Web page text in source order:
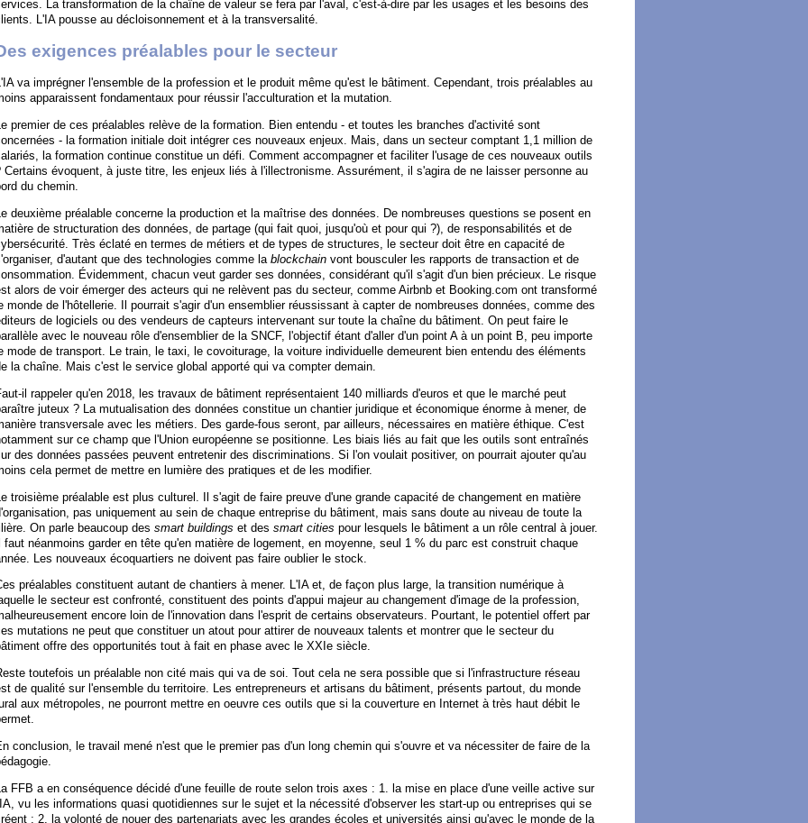
La transformation de la chaîne de valeur se fera par l'aval, c'est-à-dire par les usages et les besoins des
L'IA pousse au décloisonnement et à la transversalité.
exigences préalables pour le secteur
va imprégner l'ensemble de la profession et le produit même qu'est le bâtiment. Cependant, trois préalables au
apparaissent fondamentaux pour réussir l'acculturation et la mutation.
premier de ces préalables relève de la formation. Bien entendu - et toutes les branches d'activité sont
- la formation initiale doit intégrer ces nouveaux enjeux. Mais, dans un secteur comptant 1,1 million de
la formation continue constitue un défi. Comment accompagner et faciliter l'usage de ces nouveaux outils
Certains évoquent, à juste titre, les enjeux liés à l'illectronisme. Assurément, il s'agira de ne laisser personne au
du chemin.
deuxième préalable concerne la production et la maîtrise des données. De nombreuses questions se posent en
de structuration des données, de partage (qui fait quoi, jusqu'où et pour qui ?), de responsabilités et de
Très éclaté en termes de métiers et de types de structures, le secteur doit être en capacité de
d'autant que des technologies comme lablockchain vont bousculer les rapports de transaction et de
Évidemment, chacun veut garder ses données, considérant qu'il s'agit d'un bien précieux. Le risque
alors de voir émerger des acteurs qui ne relèvent pas du secteur, comme Airbnb et Booking.com ont transformé
monde de l'hôtellerie. Il pourrait s'agir d'un ensemblier réussissant à capter de nombreuses données, comme des
de logiciels ou des vendeurs de capteurs intervenant sur toute la chaîne du bâtiment. On peut faire le
avec le nouveau rôle d'ensemblier de la SNCF, l'objectif étant d'aller d'un point A à un point B, peu importe
mode de transport. Le train, le taxi, le covoiturage, la voiture individuelle demeurent bien entendu des éléments
la chaîne. Mais c'est le service global apporté qui va compter demain.
il rappeler qu'en 2018, les travaux de bâtiment représentaient 140 milliards d'euros et que le marché peut
juteux ? La mutualisation des données constitue un chantier juridique et économique énorme à mener, de
transversale avec les métiers. Des garde-fous seront, par ailleurs, nécessaires en matière éthique. C'est
sur ce champ que l'Union européenne se positionne. Les biais liés au fait que les outils sont entraînés
des données passées peuvent entretenir des discriminations. Si l'on voulait positiver, on pourrait ajouter qu'au
cela permet de mettre en lumière des pratiques et de les modifier.
troisième préalable est plus culturel. Il s'agit de faire preuve d'une grande capacité de changement en matière
pas uniquement au sein de chaque entreprise du bâtiment, mais sans doute au niveau de toute la
On parle beaucoup des smart buildings et des smart cities pour lesquels le bâtiment a un rôle central à jouer.
faut néanmoins garder en tête qu'en matière de logement, en moyenne, seul 1 % du parc est construit chaque
Les nouveaux écoquartiers ne doivent pas faire oublier le stock.
préalables constituent autant de chantiers à mener. L'IA et, de façon plus large, la transition numérique à
le secteur est confronté, constituent des points d'appui majeur au changement d'image de la profession,
encore loin de l'innovation dans l'esprit de certains observateurs. Pourtant, le potentiel offert par
mutations ne peut que constituer un atout pour attirer de nouveaux talents et montrer que le secteur du
offre des opportunités tout à fait en phase avec le XXIe siècle.
toutefois un préalable non cité mais qui va de soi. Tout cela ne sera possible que si l'infrastructure réseau
de qualité sur l'ensemble du territoire. Les entrepreneurs et artisans du bâtiment, présents partout, du monde
aux métropoles, ne pourront mettre en oeuvre ces outils que si la couverture en Internet à très haut débit le
conclusion, le travail mené n'est que le premier pas d'un long chemin qui s'ouvre et va nécessiter de faire de la
La FFB a en conséquence décidé d'une feuille de route selon trois axes : 1. la mise en place d'une veille active sur
vu les informations quasi quotidiennes sur le sujet et la nécessité d'observer les start-up ou entreprises qui se
; 2. la volonté de nouer des partenariats avec les grandes écoles et universités ainsi qu'avec le monde de la